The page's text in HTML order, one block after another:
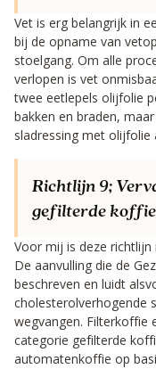
Vet is erg belangrijk in
bij de opname van
stoelgang. Om alle
verlopen is vet
twee eetlepels olijfolie
bakken en braden,
sladressing met olijfolie
Richtlijn 9;
gefilterde koffie
Voor mij is deze
De aanvulling die de
beschreven en luidt
cholesterolverhogende
wegvangen. Filterkoffie
categorie gefilterde
automatenkoffie op